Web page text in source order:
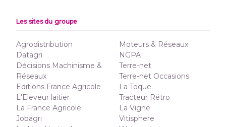
Les sites du groupe
Agrodistribution
Datagri
Décisions Machinisme &
Réseaux
Editions France Agricole
L'Eleveur laitier
La France Agricole
Jobagri
Moteurs & Réseaux
NGPA
Terre-net
Terre-net Occasions
La Toque
Tracteur Rétro
La Vigne
Vitisphere